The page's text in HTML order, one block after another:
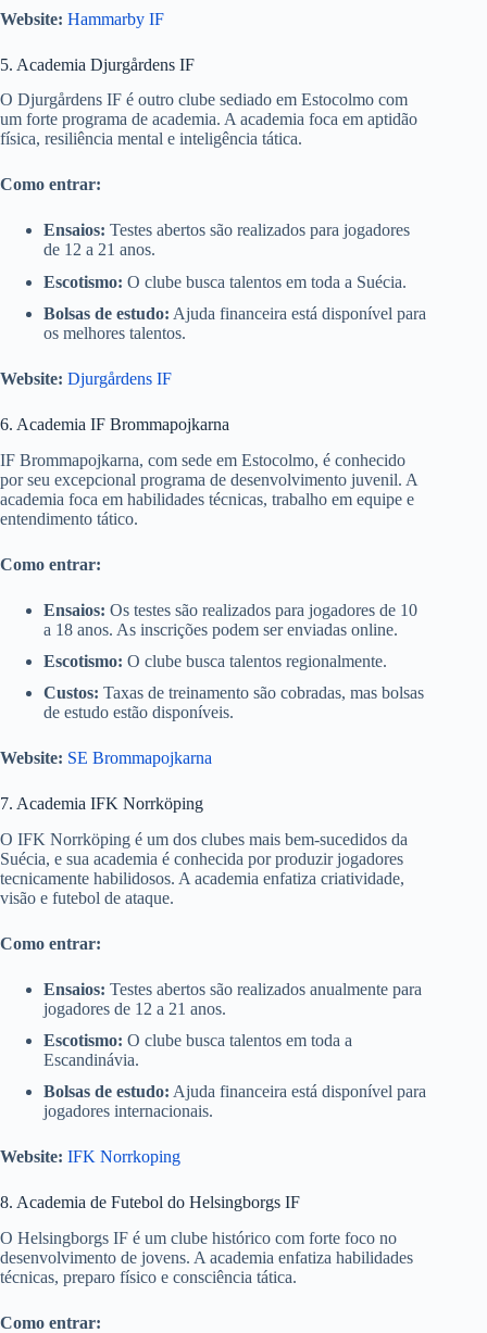
Website: Hammarby IF
5. Academia Djurgårdens IF
O Djurgårdens IF é outro clube sediado em Estocolmo com
um forte programa de academia. A academia foca em aptidão
física, resiliência mental e inteligência tática.
Como entrar:
Ensaios: Testes abertos são realizados para jogadores
de 12 a 21 anos.
Escotismo: O clube busca talentos em toda a Suécia.
Bolsas de estudo: Ajuda financeira está disponível para
os melhores talentos.
Website: Djurgårdens IF
6. Academia IF Brommapojkarna
IF Brommapojkarna, com sede em Estocolmo, é conhecido
por seu excepcional programa de desenvolvimento juvenil. A
academia foca em habilidades técnicas, trabalho em equipe e
entendimento tático.
Como entrar:
Ensaios: Os testes são realizados para jogadores de 10
a 18 anos. As inscrições podem ser enviadas online.
Escotismo: O clube busca talentos regionalmente.
Custos: Taxas de treinamento são cobradas, mas bolsas
de estudo estão disponíveis.
Website: SE Brommapojkarna
7. Academia IFK Norrköping
O IFK Norrköping é um dos clubes mais bem-sucedidos da
Suécia, e sua academia é conhecida por produzir jogadores
tecnicamente habilidosos. A academia enfatiza criatividade,
visão e futebol de ataque.
Como entrar:
Ensaios: Testes abertos são realizados anualmente para
jogadores de 12 a 21 anos.
Escotismo: O clube busca talentos em toda a
Escandinávia.
Bolsas de estudo: Ajuda financeira está disponível para
jogadores internacionais.
Website: IFK Norrkoping
8. Academia de Futebol do Helsingborgs IF
O Helsingborgs IF é um clube histórico com forte foco no
desenvolvimento de jovens. A academia enfatiza habilidades
técnicas, preparo físico e consciência tática.
Como entrar: